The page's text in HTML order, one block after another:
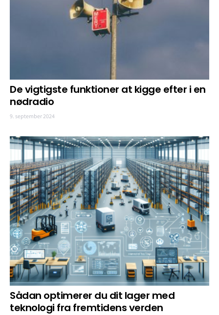
De vigtigste funktioner at kigge efter i en
nødradio
9. september 2024
Sådan optimerer du dit lager med
teknologi fra fremtidens verden